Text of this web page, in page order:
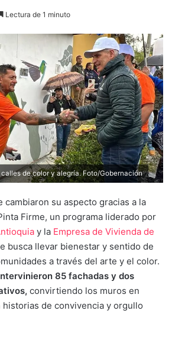
Lectura de 1 minuto
calles de color y alegría. Foto/Gobernación
cambiaron su aspecto gracias a la
Firme, un programa liderado por
y la Empresa de Vivienda de
busca llevar bienestar y sentido de
a través del arte y el color.
85 fachadas y dos
convirtiendo los muros en
de convivencia y orgullo